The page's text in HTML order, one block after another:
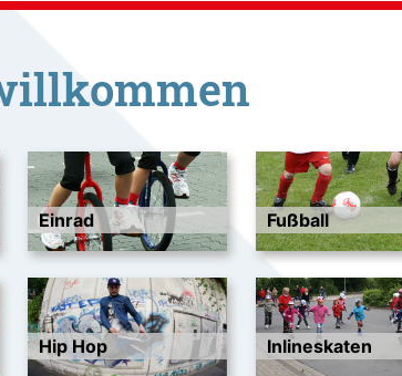
Einrad Fußball
Hip Hop Inlineskaten